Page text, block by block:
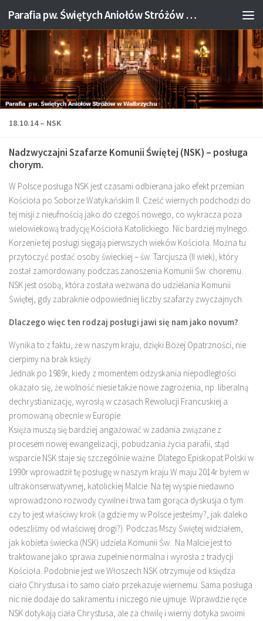
Przejdź do treści Parafia pw. Świętych Aniołów Stróżów w Wałbrzychu
18.10.14 – NSK
Nadzwyczajni Szafarze Komunii Świętej (NSK) – posługa
chorym.
W Polsce posługa NSK jest czasami odbierana jako efekt przemian
Kościoła po Soborze Watykańskim II. Cześć wiernych podchodzi do
tej misji z nieufnością jako do czegoś nowego, co wykracza poza
wielowiekową tradycję Kościoła Katolickiego. Nic bardziej mylnego.
Korzenie tej posługi sięgają pierwszych wieków Kościoła. Można tu
przytoczyć postać osoby świeckiej – św. Tarcjusza (II wiek), który
został zamordowany podczas zanoszenia Komunii Św. choremu.
NSK jest osobą, która została wezwana do udzielania Komunii
Świętej, gdy zabraknie odpowiedniej liczby szafarzy zwyczajnych.
Dlaczego więc ten rodzaj posługi jawi się nam jako novum?
Wynika to z faktu, że w naszym kraju, dzięki Bożej Opatrzności, nie
cierpimy na brak księży.
Jednak po 1989r, kiedy z momentem odzyskania niepodległości
okazało się, że wolność niesie także nowe zagrożenia, np. liberalną
dechrystianizację, wyrosłą w czasach Rewolucji Francuskiej a
promowaną obecnie w Europie.
Księża muszą się bardziej angażować w zadania związane z
procesem nowej ewangelizacji, pobudzania życia parafii, stąd
wsparcie NSK staje się szczególnie ważne. Dlatego Episkopat Polski w
1990r wprowadził tę posługę w naszym kraju.W maju 2014r byłem w
ultrakonserwatywnej, katolickiej Malcie. Na tej wyspie niedawno
wprowadzono rozwody cywilne i trwa tam gorąca dyskusja o tym
czy to jest właściwy krok (a gdzie my w Polsce jesteśmy?, jak daleko
odeszliśmy od właściwej drogi?). Podczas Mszy Świętej widziałem,
jak kobieta świecka (NSK) udziela Komunii Św.. Na Malcie jest to
traktowane jako sprawa zupełnie normalna i wyrosła z tradycji
Kościoła. Podobnie jest we Włoszech.NSK otrzymuje od księdza
ciało Chrystusa i to samo ciało przekazuje wiernemu. Sama posługa
nic nie dodaje do sakramentu i niczego nie ujmuje. Wprawdzie ręce
NSK dotykają ciała Chrystusa, ale za chwilę i wierny dotyka swoimi